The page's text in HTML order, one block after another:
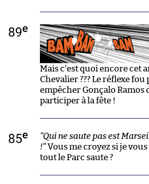
89e
Mais c'est quoi encore cet
Chevalier ??? Le réflexe fou
empêcher Gonçalo Ramos
participer à la fête !
85e
"Qui ne saute pas est
!"Vous me croyez si je
tout le Parc saute ?